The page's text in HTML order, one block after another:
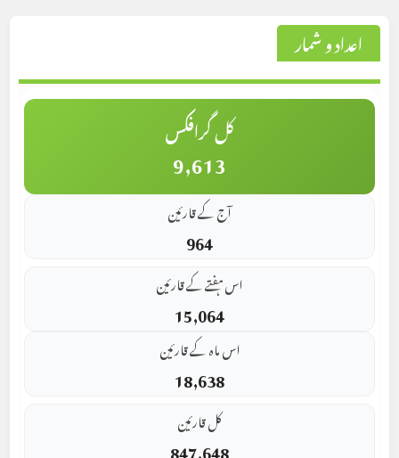
اعداد و شمار
کل گرافکس
9,613
آج کے قارئین
964
اس ہفتے کے قارئین
15,064
اس ماہ کے قارئین
18,638
کل قارئین
847,648